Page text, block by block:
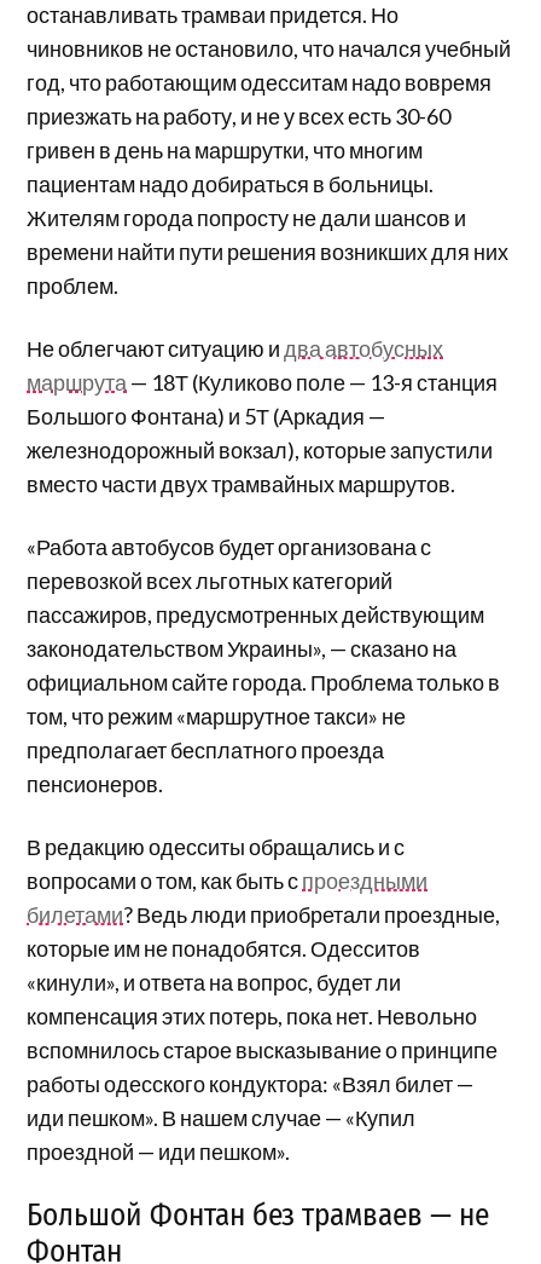
останавливать трамваи придется. Но
чиновников не остановило, что начался учебный
год, что работающим одесситам надо вовремя
приезжать на работу, и не у всех есть 30-60
гривен в день на маршрутки, что многим
пациентам надо добираться в больницы.
Жителям города попросту не дали шансов и
времени найти пути решения возникших для них
проблем.
Не облегчают ситуацию и два автобусных
маршрута — 18Т (Куликово поле — 13-я станция
Большого Фонтана) и 5Т (Аркадия —
железнодорожный вокзал), которые запустили
вместо части двух трамвайных маршрутов.
«Работа автобусов будет организована с
перевозкой всех льготных категорий
пассажиров, предусмотренных действующим
законодательством Украины», — сказано на
официальном сайте города. Проблема только в
том, что режим «маршрутное такси» не
предполагает бесплатного проезда
пенсионеров.
В редакцию одесситы обращались и с
вопросами о том, как быть спроездными
билетами? Ведь люди приобретали проездные,
которые им не понадобятся. Одесситов
«кинули», и ответа на вопрос, будет ли
компенсация этих потерь, пока нет. Невольно
вспомнилось старое высказывание о принципе
работы одесского кондуктора: «Взял билет —
иди пешком». В нашем случае — «Купил
проездной — иди пешком».
Большой Фонтан без трамваев — не
Фонтан